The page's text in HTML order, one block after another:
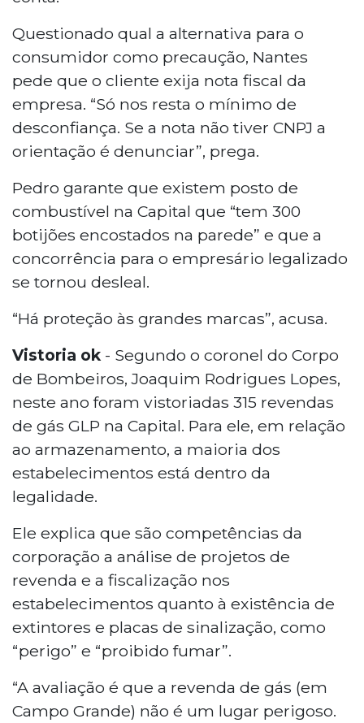
Questionado qual a alternativa para o
consumidor como precaução, Nantes
pede que o cliente exija nota fiscal da
empresa. “Só nos resta o mínimo de
desconfiança. Se a nota não tiver CNPJ a
orientação é denunciar”, prega.
Pedro garante que existem posto de
combustível na Capital que “tem 300
botijões encostados na parede” e que a
concorrência para o empresário legalizado
se tornou desleal.
“Há proteção às grandes marcas”, acusa.
Vistoria ok - Segundo o coronel do Corpo
de Bombeiros, Joaquim Rodrigues Lopes,
neste ano foram vistoriadas 315 revendas
de gás GLP na Capital. Para ele, em relação
ao armazenamento, a maioria dos
estabelecimentos está dentro da
legalidade.
Ele explica que são competências da
corporação a análise de projetos de
revenda e a fiscalização nos
estabelecimentos quanto à existência de
extintores e placas de sinalização, como
“perigo” e “proibido fumar”.
“A avaliação é que a revenda de gás (em
Campo Grande) não é um lugar perigoso.